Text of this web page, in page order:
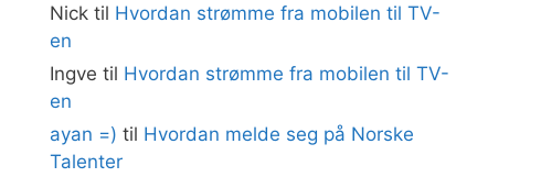
Nicktil Hvordan strømme fra mobilen til TV-
en
Ingve til Hvordan strømme fra mobilen til TV-
en
ayan =) til Hvordan melde seg på Norske
Talenter